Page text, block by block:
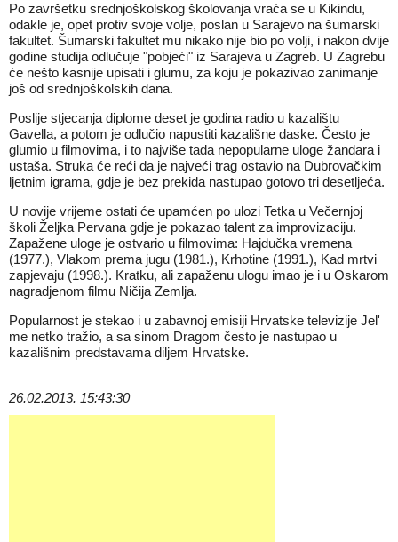
Po završetku srednjoškolskog školovanja vraća se u Kikindu,
odakle je, opet protiv svoje volje, poslan u Sarajevo na šumarski
fakultet. Šumarski fakultet mu nikako nije bio po volji, i nakon dvije
godine studija odlučuje "pobjeći" iz Sarajeva u Zagreb. U Zagrebu
će nešto kasnije upisati i glumu, za koju je pokazivao zanimanje
još od srednjoškolskih dana.
Poslije stjecanja diplome deset je godina radio u kazalištu
Gavella, a potom je odlučio napustiti kazališne daske. Često je
glumio u filmovima, i to najviše tada nepopularne uloge žandara i
ustaša. Struka će reći da je najveći trag ostavio na Dubrovačkim
ljetnim igrama, gdje je bez prekida nastupao gotovo tri desetljeća.
U novije vrijeme ostati će upamćen po ulozi Tetka u Večernjoj
školi Željka Pervana gdje je pokazao talent za improvizaciju.
Zapažene uloge je ostvario u filmovima: Hajdučka vremena
(1977.), Vlakom prema jugu (1981.), Krhotine (1991.), Kad mrtvi
zapjevaju (1998.). Kratku, ali zapaženu ulogu imao je i u Oskarom
nagradjenom filmu Ničija Zemlja.
Popularnost je stekao i u zabavnoj emisiji Hrvatske televizije Jel'
me netko tražio, a sa sinom Dragom često je nastupao u
kazališnim predstavama diljem Hrvatske.
26.02.2013. 15:43:30